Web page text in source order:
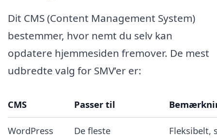
Dit CMS (Content Management System)
bestemmer, hvor nemt du selv kan
opdatere hjemmesiden fremover. De mest
udbredte valg for SMV’er er:
CMS Passer til
WordPress
De fleste
Fleksibelt,